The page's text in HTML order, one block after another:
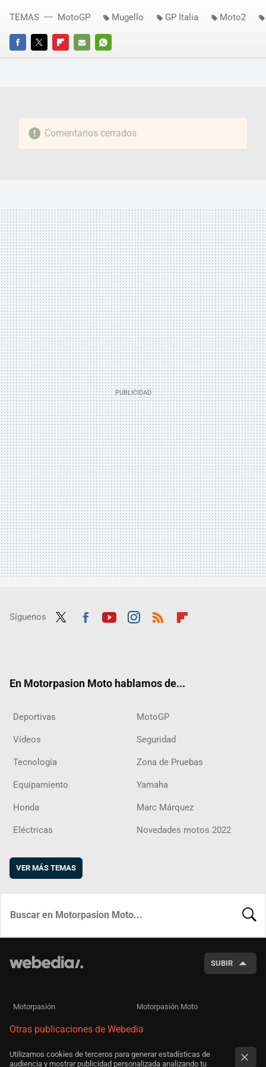
FACEBOOKTWITTERFLIPBOARD
E-
WHATSAPP
TEMAS MotoGP Mugello GP Italia Moto2
Comentarios cerrados
Síguenos
En Motorpasion Moto hablamos de...
Deportivas MotoGP
Vídeos Seguridad
Tecnología Zona de Pruebas
Equipamiento Yamaha
Honda Marc Márquez
Eléctricas Novedades motos 2022
VER MÁS TEMAS
SUBIR
Motorpasión Motorpasión Moto
Otras publicaciones de Webedia
Utilizamos cookies de terceros para generar estadísticas de
audiencia y mostrar publicidad personalizada analizando tu